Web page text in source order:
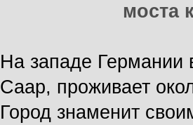
моста
На западе Германии
Саар, проживает
Город знаменит